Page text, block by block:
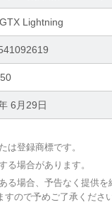
Lightning
6月29日
登録商標です。
場合があります。
場合、予告なく提供
ので予めご了承ください